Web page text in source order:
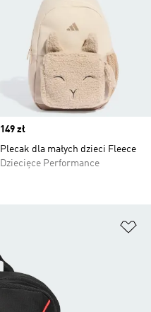
Price
149 zł
Plecak dla małych dzieci Fleece
Dziecięce Performance